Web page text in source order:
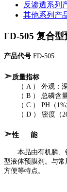
反渗透系列
其他系列产
FD-505 复合型
产品代号 FD-505
➣质量指标
（ A ） 外观：深
（ B ） 总磷含
（ C ） PH（
（ D ） 密度（
➣性 能
本品由有机膦、
型液体预膜剂。与
方便等特点。